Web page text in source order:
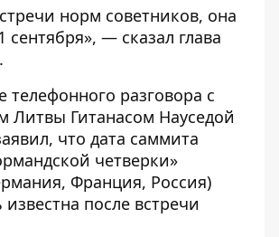
норм советников, она
сентября», — сказал глава
телефонного разговора с
Литвы Гитанасом Науседой
что дата саммита
четверки»
Франция, Россия)
после встречи